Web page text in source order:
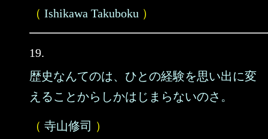
（ Ishikawa Takuboku ）
19.
歴史なんてのは、ひとの経験を思い出に変
えることからしかはじまらないのさ。
（ 寺山修司 ）